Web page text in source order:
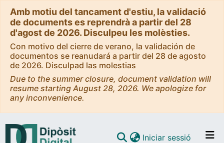
Amb motiu del tancament d'estiu, la validació
de documents es reprendrà a partir del 28
d'agost de 2026. Disculpeu les molèsties.
Con motivo del cierre de verano, la validación de
documentos se reanudará a partir del 28 de agosto
de 2026. Disculpad las molestias
Due to the summer closure, document validation will
resume starting August 28, 2026. We apologize for
any inconvenience.
Iniciar sessió (current)